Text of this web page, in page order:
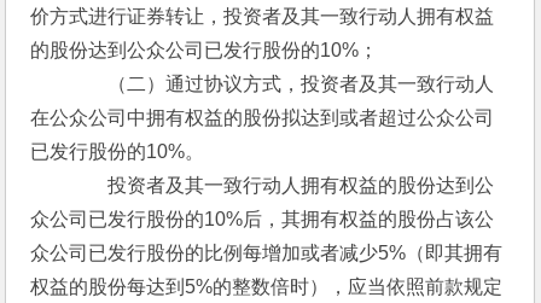
价方式进行证券转让，投资者及其一致行动人拥有权益
的股份达到公众公司已发行股份的10%；
（二）通过协议方式，投资者及其一致行动人
在公众公司中拥有权益的股份拟达到或者超过公众公司
已发行股份的10%。
投资者及其一致行动人拥有权益的股份达到公
众公司已发行股份的10%后，其拥有权益的股份占该公
众公司已发行股份的比例每增加或者减少5%（即其拥有
权益的股份每达到5%的整数倍时），应当依照前款规定